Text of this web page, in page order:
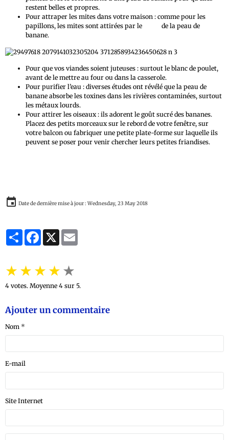
restent belles et propres.
Pour attraper les mites dans votre maison : comme pour les
papillons, les mites sont attirées par le
de la peau de
banane.
Pour que vos viandes soient juteuses : surtout le blanc de poulet,
avant de le mettre au four ou dans la casserole.
Pour purifier l’eau : diverses études ont révélé que la peau de
banane absorbe les toxines dans les rivières contaminées, surtout
les métaux lourds.
Pour attirer les oiseaux : ils adorent le goût sucré des bananes.
Placez des petits morceaux sur le rebord de votre fenêtre, sur
votre balcon ou fabriquer une petite plate-forme sur laquelle ils
peuvent se poser pour venir chercher leurs petites friandises.
Date de dernière mise à jour : Wednesday, 23 May 2018
PartagerFacebook
X
★★★★★
4 votes. Moyenne 4 sur 5.
Ajouter un commentaire
Nom
E-mail
Site Internet